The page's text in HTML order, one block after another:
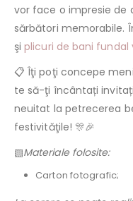
vor face o impresie de
sărbători memorabile.
şiplicuri de bani fundal
📋 Îţi poţi concepe
te să-ţi încântați
neuitat la petrecerea
festivităţile! 🎊🎉
▧Materiale folosite:
Carton fotografic;